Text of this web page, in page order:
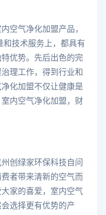
气净化加盟产品，
和技术服务上，都具有
优势。先后出色的完
理工作，得到行业和
化加盟不仅让健康是
内空气净化加盟，财
绿家环保科技自问
者带来清新的空气而
家的喜爱，室内空气
选择更有优势的产